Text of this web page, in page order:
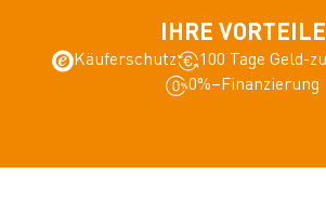
IHRE VORTEILE
Käuferschutz
100 Tage Geld-
0%–Finanzierung